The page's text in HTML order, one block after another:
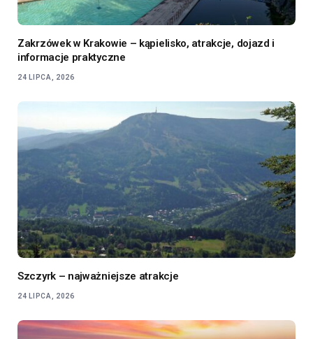
Zakrzówek w Krakowie – kąpielisko, atrakcje, dojazd i
informacje praktyczne
24 LIPCA, 2026
Szczyrk – najważniejsze atrakcje
24 LIPCA, 2026